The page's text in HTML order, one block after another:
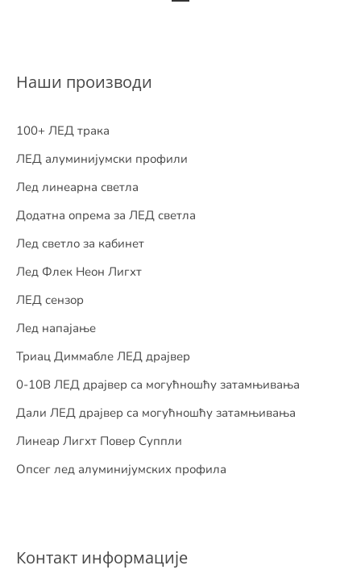
Наши производи
100+ ЛЕД трака
ЛЕД алуминијумски профили
Лед линеарна светла
Додатна опрема за ЛЕД светла
Лед светло за кабинет
Лед Флек Неон Лигхт
ЛЕД сензор
Лед напајање
Триац Диммабле ЛЕД драјвер
0-10В ЛЕД драјвер са могућношћу затамњивања
Дали ЛЕД драјвер са могућношћу затамњивања
Линеар Лигхт Повер Суппли
Опсег лед алуминијумских профила
Контакт информације